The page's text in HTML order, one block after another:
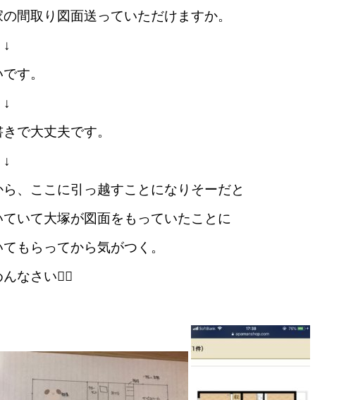
間取り図面送っていただけますか。
す。
で大丈夫です。
ら、ここに引っ越すことになりそーだと
ていて大塚が図面をもっていたことに
もらってから気がつく。
んなさい🙇‍♀️